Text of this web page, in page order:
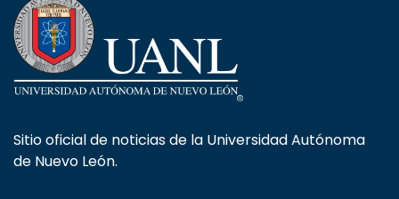
Sitio oficial de noticias de la Universidad Autónoma
de Nuevo León.